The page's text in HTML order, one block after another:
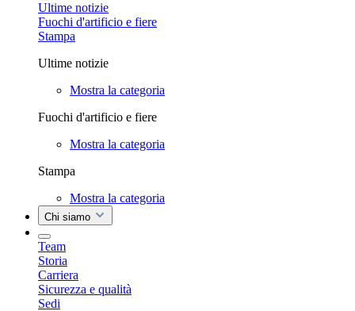
Ultime notizie
Fuochi d'artificio e fiere
Stampa
Ultime notizie
Mostra la categoria
Fuochi d'artificio e fiere
Mostra la categoria
Stampa
Mostra la categoria
Chi siamo
Team
Storia
Carriera
Sicurezza e qualità
Sedi